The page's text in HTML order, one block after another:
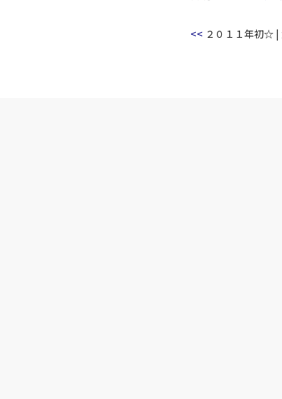
<< ２０１１年初☆ |